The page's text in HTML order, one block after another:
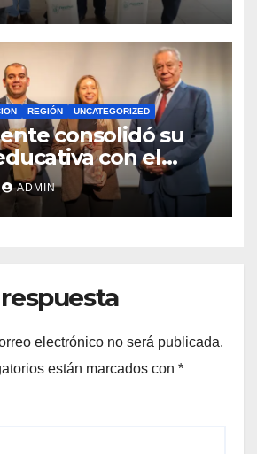
REGIÓN UNCATEGORIZED
consolidó su
con el
del
Brotes 2026
ADMIN
electrónico no será publicada.
están marcados con *